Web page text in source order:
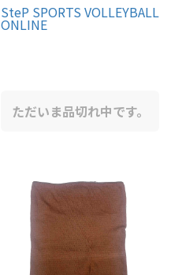
SteP SPORTS VOLLEYBALL
ONLINE
ただいま品切れ中です。